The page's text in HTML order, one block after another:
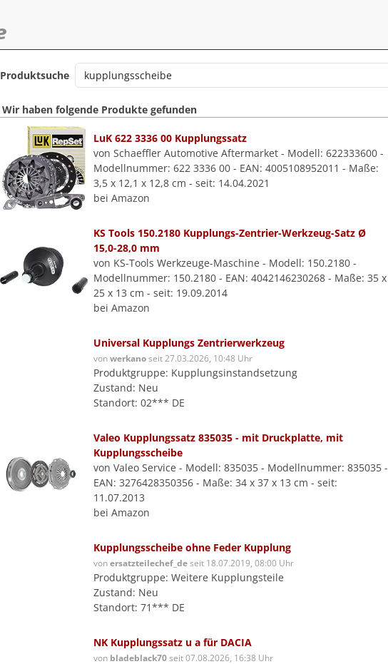
Produktsuche
Wir haben folgende Produkte gefunden
LuK 622 3336 00 Kupplungssatz
von Schaeffler Automotive Aftermarket - Modell: 622333600 -
Modellnummer: 622 3336 00 - EAN: 4005108952011 - Maße:
3,5 x 12,1 x 12,8 cm - seit: 14.04.2021
bei Amazon
KS Tools 150.2180 Kupplungs-Zentrier-Werkzeug-Satz Ø
15,0-28,0 mm
von KS-Tools Werkzeuge-Maschine - Modell: 150.2180 -
Modellnummer: 150.2180 - EAN: 4042146230268 - Maße: 35 x
25 x 13 cm - seit: 19.09.2014
bei Amazon
Universal Kupplungs Zentrierwerkzeug
vonwerkanoseit 27.03.2026, 10:48 Uhr
Produktgruppe: Kupplungsinstandsetzung
Zustand: Neu
Standort: 02*** DE
Valeo Kupplungssatz 835035 - mit Druckplatte, mit
Kupplungsscheibe
von Valeo Service - Modell: 835035 - Modellnummer: 835035 -
EAN: 3276428350356 - Maße: 34 x 37 x 13 cm - seit:
11.07.2013
bei Amazon
Kupplungsscheibe ohne Feder Kupplung
vonersatzteilechef_deseit 18.07.2019, 08:00 Uhr
Produktgruppe: Weitere Kupplungsteile
Zustand: Neu
Standort: 71*** DE
NK Kupplungssatz u a für DACIA
von bladeblack70seit 07.08.2026, 16:38 Uhr